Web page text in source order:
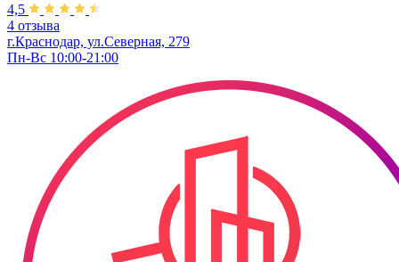
4,5
4 отзыва
г.Краснодар, ул.Северная, 279
Пн-Вс 10:00-21:00